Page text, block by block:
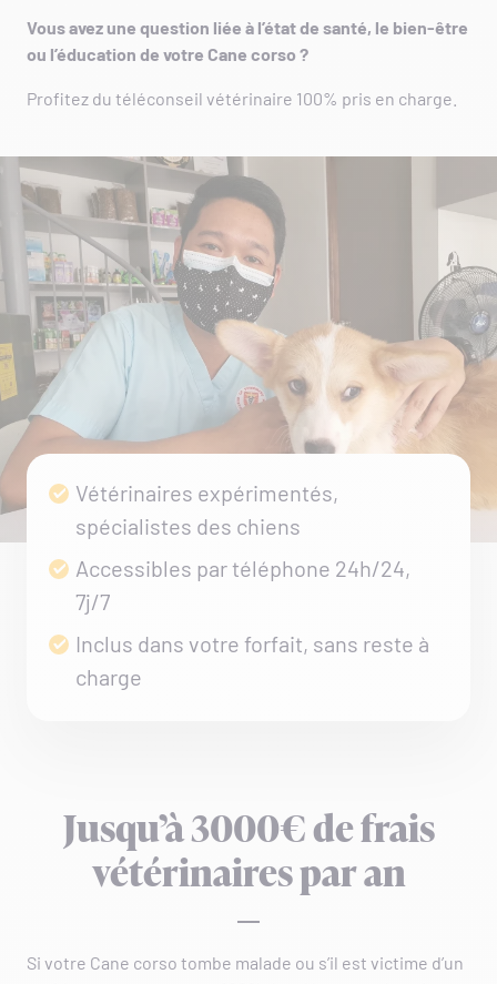
Vous avez une question liée à l’état de santé, le bien-être
ou l’éducation de votre Cane corso ?
Profitez du téléconseil vétérinaire 100% pris en charge.
Vétérinaires expérimentés,
spécialistes des chiens
Accessibles par téléphone 24h/24,
7j/7
Inclus dans votre forfait, sans reste à
charge
Jusqu’à 3000€ de frais
vétérinaires par an
Si votre Cane corso tombe malade ou s’il est victime d’un